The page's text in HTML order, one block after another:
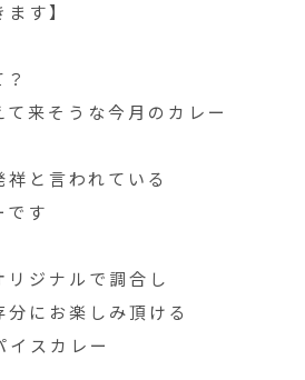
す】
来そうな今月のカレー
と言われている
です︎
ジナルで調合し
にお楽しみ頂ける
スカレー